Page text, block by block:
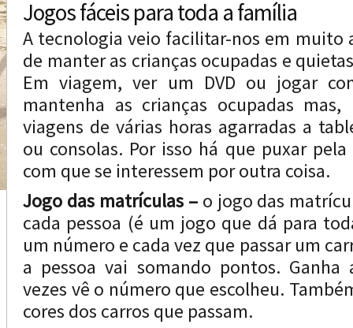
Jogos fáceis para toda a família
A tecnologia veio facilitar-nos em muito
de manter as crianças ocupadas e
Em viagem, ver um DVD ou jogar
mantenha as crianças ocupadas
viagens de várias horas agarradas a
ou consolas. Por isso há que puxar
com que se interessem por outra coisa.
Jogo das matrículas –o jogo das
cada pessoa (é um jogo que dá para
um número e cada vez que passar um
a pessoa vai somando pontos. Ganha
vezes vê o número que escolheu.
cores dos carros que passam.